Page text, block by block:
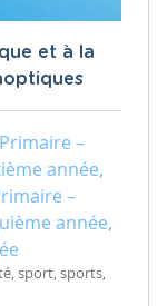
et à la
Primaire –
année,
–
année,
sport, sports,